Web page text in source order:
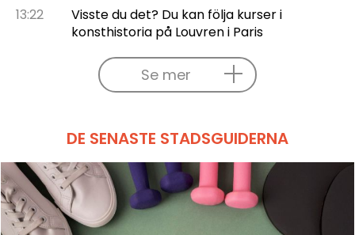
13:22
Visste du det? Du kan följa kurser i
konsthistoria på Louvren i Paris
Se mer
DE SENASTE STADSGUIDERNA